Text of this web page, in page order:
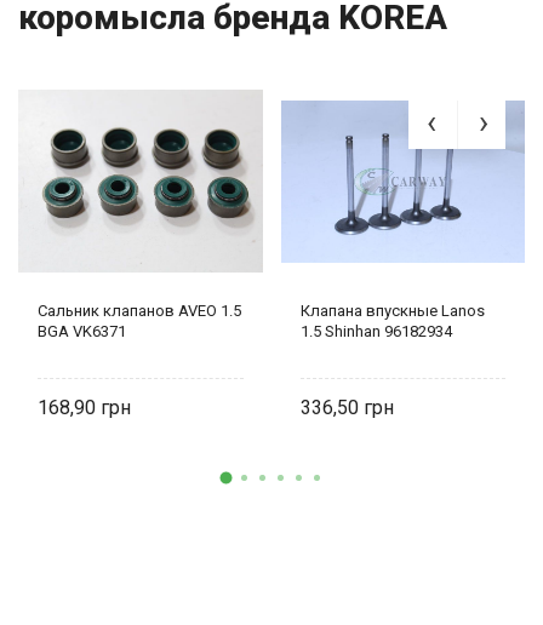
коромысла бренда KOREA
Сальник клапанов AVEO 1.5
BGA VK6371
168,90
Клапана впускные Lanos
1.5 Shinhan 96182934
336,50